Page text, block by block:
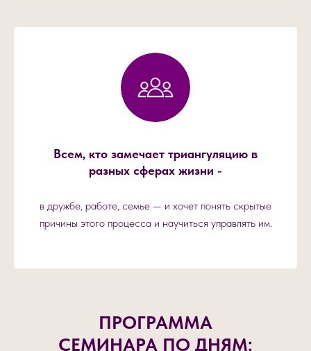
Всем, кто замечает триангуляцию в
разных сферах жизни -
в дружбе, работе, семье — и хочет понять скрытые
причины этого процесса и научиться управлять им.
ПРОГРАММА
СЕМИНАРА ПО ДНЯМ: